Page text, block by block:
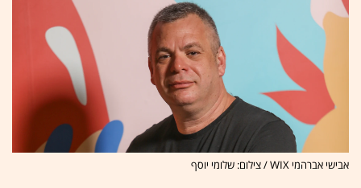
אבישי אברהמי WIX / צילום: שלומי יוסף